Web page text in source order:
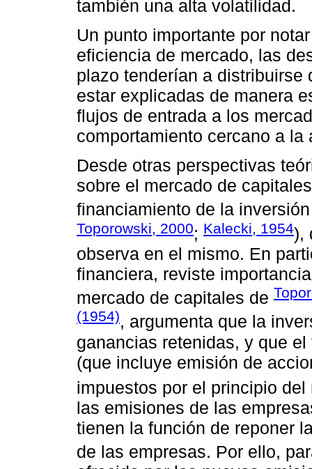
también una alta volatilidad.
Un punto importante por
eficiencia de mercado, las
plazo tenderían a distribuirse
estar explicadas de manera
flujos de entrada a los
comportamiento cercano a la
Desde otras perspectivas
sobre el mercado de
financiamiento de la
Toporowski, 2000; Kalecki, 1954),
observa en el mismo. En
financiera, reviste
mercado de capitales de
(1954), argumenta que la
ganancias retenidas, y que
(que incluye emisión de
impuestos por el principio
las emisiones de las
tienen la función de reponer
de las empresas. Por ello,